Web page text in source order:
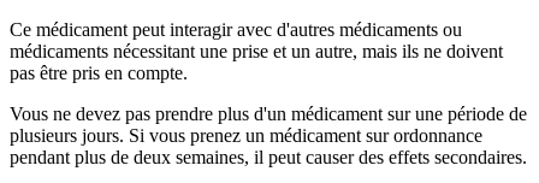
Ce médicament peut interagir avec d'autres médicaments ou
médicaments nécessitant une prise et un autre, mais ils ne doivent
pas être pris en compte.
Vous ne devez pas prendre plus d'un médicament sur une période de
plusieurs jours. Si vous prenez un médicament sur ordonnance
pendant plus de deux semaines, il peut causer des effets secondaires.